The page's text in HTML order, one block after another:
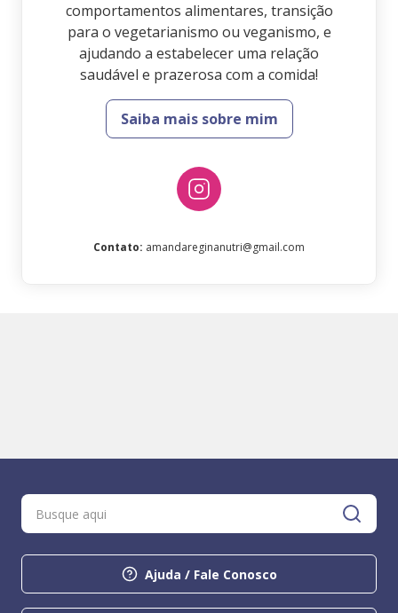
comportamentos alimentares, transição
para o vegetarianismo ou veganismo, e
ajudando a estabelecer uma relação
saudável e prazerosa com a comida!
Saiba mais sobre mim
Contato: amandareginanutri@gmail.com
Ajuda / Fale Conosco